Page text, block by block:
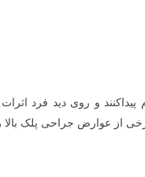
و روی دید فرد اثرات
از عوارض جراحی پلک بالا